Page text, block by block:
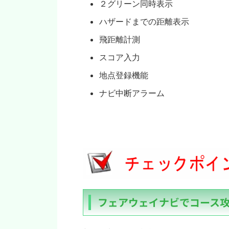
２グリーン同時表示
ハザードまでの距離表示
飛距離計測
スコア入力
地点登録機能
ナビ中断アラーム
フェアウェイナビでコース